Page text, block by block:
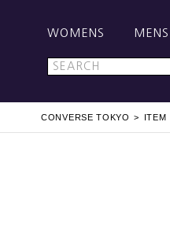
WOMENS MENS
CONVERSE TOKYO ITEM